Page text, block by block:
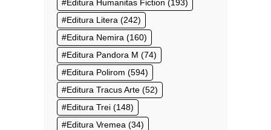
Editura Humanitas Fiction (193)
Editura Litera (242)
Editura Nemira (160)
Editura Pandora M (74)
Editura Polirom (594)
Editura Tracus Arte (52)
Editura Trei (148)
Editura Vremea (34)